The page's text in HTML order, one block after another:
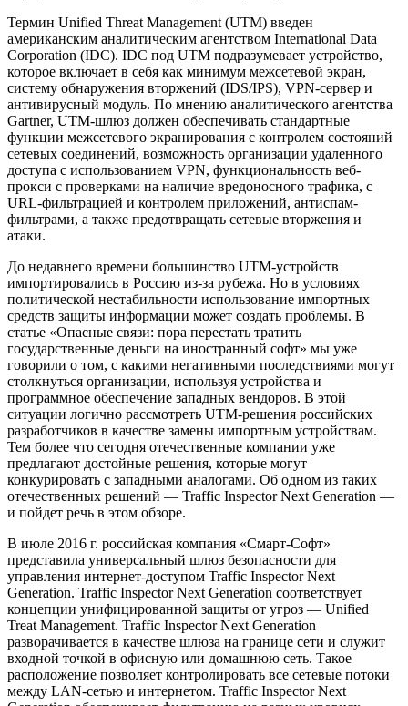
Термин Unified Threat Management (UTM) введен
американским аналитическим агентством International Data
Corporation (IDC). IDC под UTM подразумевает устройство,
которое включает в себя как минимум межсетевой экран,
систему обнаружения вторжений (IDS/IPS), VPN-сервер и
антивирусный модуль. По мнению аналитического агентства
Gartner, UTM-шлюз должен обеспечивать стандартные
функции межсетевого экранирования с контролем состояний
сетевых соединений, возможность организации удаленного
доступа с использованием VPN, функциональность веб-
прокси с проверками на наличие вредоносного трафика, с
URL-фильтрацией и контролем приложений, антиспам-
фильтрами, а также предотвращать сетевые вторжения и
атаки.
До недавнего времени большинство UTM-устройств
импортировались в Россию из-за рубежа. Но в условиях
политической нестабильности использование импортных
средств защиты информации может создать проблемы. В
статье «Опасные связи: пора перестать тратить
государственные деньги на иностранный софт» мы уже
говорили о том, с какими негативными последствиями могут
столкнуться организации, используя устройства и
программное обеспечение западных вендоров. В этой
ситуации логично рассмотреть UTM-решения российских
разработчиков в качестве замены импортным устройствам.
Тем более что сегодня отечественные компании уже
предлагают достойные решения, которые могут
конкурировать с западными аналогами. Об одном из таких
отечественных решений — Traffic Inspector Next Generation —
и пойдет речь в этом обзоре.
В июле 2016 г. российская компания «Смарт-Софт»
представила универсальный шлюз безопасности для
управления интернет-доступом Traffic Inspector Next
Generation. Traffic Inspector Next Generation соответствует
концепции унифицированной защиты от угроз — Unified
Treat Management. Traffic Inspector Next Generation
разворачивается в качестве шлюза на границе сети и служит
входной точкой в офисную или домашнюю сеть. Такое
расположение позволяет контролировать все сетевые потоки
между LAN-сетью и интернетом. Traffic Inspector Next